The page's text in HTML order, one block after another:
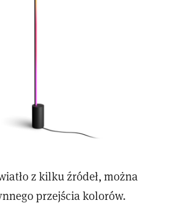
z kilku źródeł, można
przejścia kolorów.